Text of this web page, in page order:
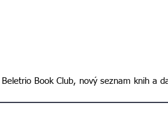
Beletrio Book Club, nový seznam knih a